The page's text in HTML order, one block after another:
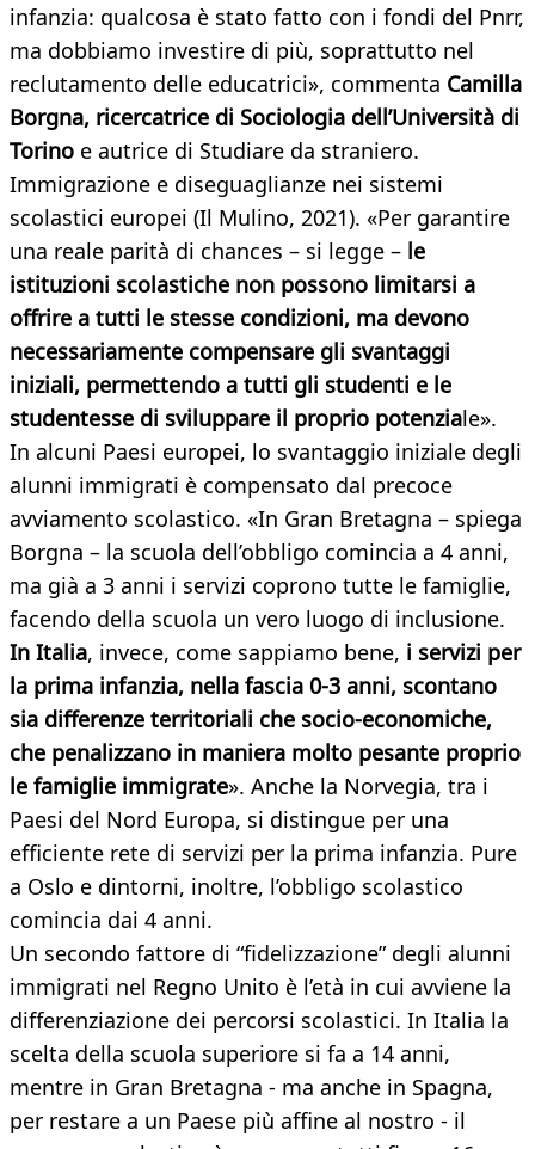
infanzia: qualcosa è stato fatto con i fondi del Pnrr,
ma dobbiamo investire di più, soprattutto nel
reclutamento delle educatrici», commenta Camilla
Borgna, ricercatrice di Sociologia dell’Università di
Torino e autrice di Studiare da straniero.
Immigrazione e diseguaglianze nei sistemi
scolastici europei (Il Mulino, 2021). «Per garantire
una reale parità di chances – si legge – le
istituzioni scolastiche non possono limitarsi a
offrire a tutti le stesse condizioni, ma devono
necessariamente compensare gli svantaggi
iniziali, permettendo a tutti gli studenti e le
studentesse di sviluppare il proprio potenziale».
In alcuni Paesi europei, lo svantaggio iniziale degli
alunni immigrati è compensato dal precoce
avviamento scolastico. «In Gran Bretagna – spiega
Borgna – la scuola dell’obbligo comincia a 4 anni,
ma già a 3 anni i servizi coprono tutte le famiglie,
facendo della scuola un vero luogo di inclusione.
In Italia, invece, come sappiamo bene, i servizi per
la prima infanzia, nella fascia 0-3 anni, scontano
sia differenze territoriali che socio-economiche,
che penalizzano in maniera molto pesante proprio
le famiglie immigrate». Anche la Norvegia, tra i
Paesi del Nord Europa, si distingue per una
efficiente rete di servizi per la prima infanzia. Pure
a Oslo e dintorni, inoltre, l’obbligo scolastico
comincia dai 4 anni.
Un secondo fattore di “fidelizzazione” degli alunni
immigrati nel Regno Unito è l’età in cui avviene la
differenziazione dei percorsi scolastici. In Italia la
scelta della scuola superiore si fa a 14 anni,
mentre in Gran Bretagna - ma anche in Spagna,
per restare a un Paese più affine al nostro - il